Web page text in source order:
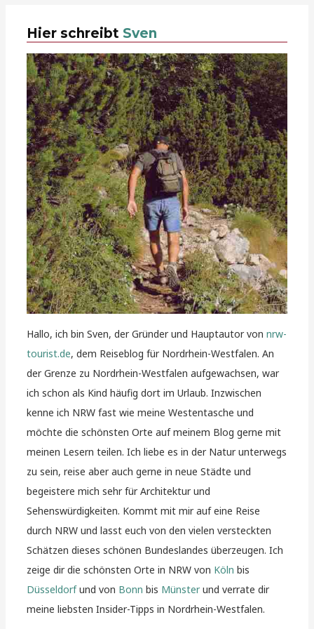
Hier schreibt Sven
Hallo, ich bin Sven, der Gründer und Hauptautor vonnrw-
tourist.de, dem Reiseblog für Nordrhein-Westfalen. An
der Grenze zu Nordrhein-Westfalen aufgewachsen, war
ich schon als Kind häufig dort im Urlaub. Inzwischen
kenne ich NRW fast wie meine Westentasche und
möchte die schönsten Orte auf meinem Blog gerne mit
meinen Lesern teilen. Ich liebe es in der Natur unterwegs
zu sein, reise aber auch gerne in neue Städte und
begeistere mich sehr für Architektur und
Sehenswürdigkeiten. Kommt mit mir auf eine Reise
durch NRW und lasst euch von den vielen versteckten
Schätzen dieses schönen Bundeslandes überzeugen. Ich
zeige dir die schönsten Orte in NRW von Köln bis
Düsseldorfund von Bonn bis Münsterund verrate dir
meine liebsten Insider-Tipps in Nordrhein-Westfalen.